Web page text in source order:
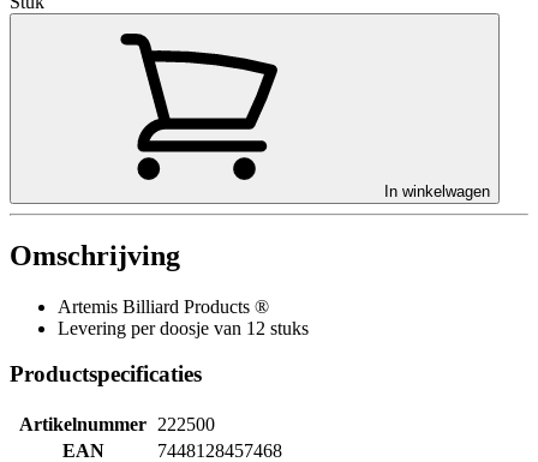
In winkelwagen
Omschrijving
Artemis Billiard Products ®
Levering per doosje van 12 stuks
Productspecificaties
Artikelnummer 222500
EAN
7448128457468